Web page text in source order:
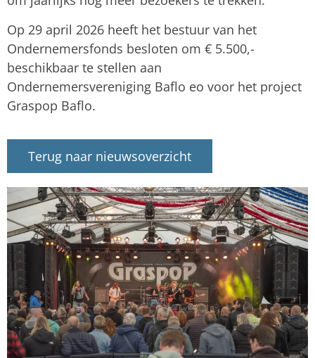
Op 29 april 2026 heeft het bestuur van het
Ondernemersfonds besloten om € 5.500,-
beschikbaar te stellen aan
Ondernemersvereniging Baflo eo voor het project
Graspop Baflo.
Terug naar nieuwsoverzicht